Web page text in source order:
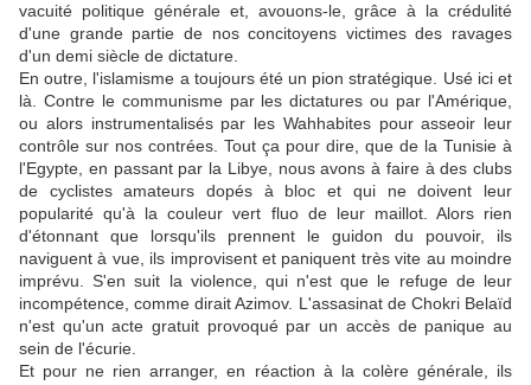
vacuité politique générale et, avouons-le, grâce à la crédulité
d'une grande partie de nos concitoyens victimes des ravages
d'un demi siècle de dictature.
En outre, l'islamisme a toujours été un pion stratégique. Usé ici et
là. Contre le communisme par les dictatures ou par l'Amérique,
ou alors instrumentalisés par les Wahhabites pour asseoir leur
contrôle sur nos contrées. Tout ça pour dire, que de la Tunisie à
l'Egypte, en passant par la Libye, nous avons à faire à des clubs
de cyclistes amateurs dopés à bloc et qui ne doivent leur
popularité qu'à la couleur vert fluo de leur maillot. Alors rien
d'étonnant que lorsqu'ils prennent le guidon du pouvoir, ils
naviguent à vue, ils improvisent et paniquent très vite au moindre
imprévu. S'en suit la violence, qui n'est que le refuge de leur
incompétence, comme dirait Azimov. L'assasinat de Chokri Belaïd
n'est qu'un acte gratuit provoqué par un accès de panique au
sein de l'écurie.
Et pour ne rien arranger, en réaction à la colère générale, ils